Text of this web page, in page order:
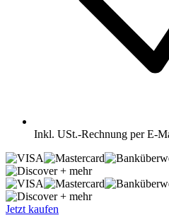
Inkl. USt.-Rechnung per E-
+ mehr
+ mehr
Jetzt kaufen